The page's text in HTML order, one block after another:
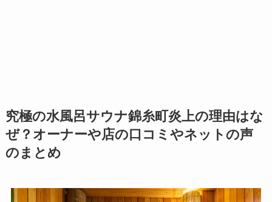
究極の水風呂サウナ錦糸町炎上の理由はな
ぜ？オーナーや店の口コミやネットの声
のまとめ